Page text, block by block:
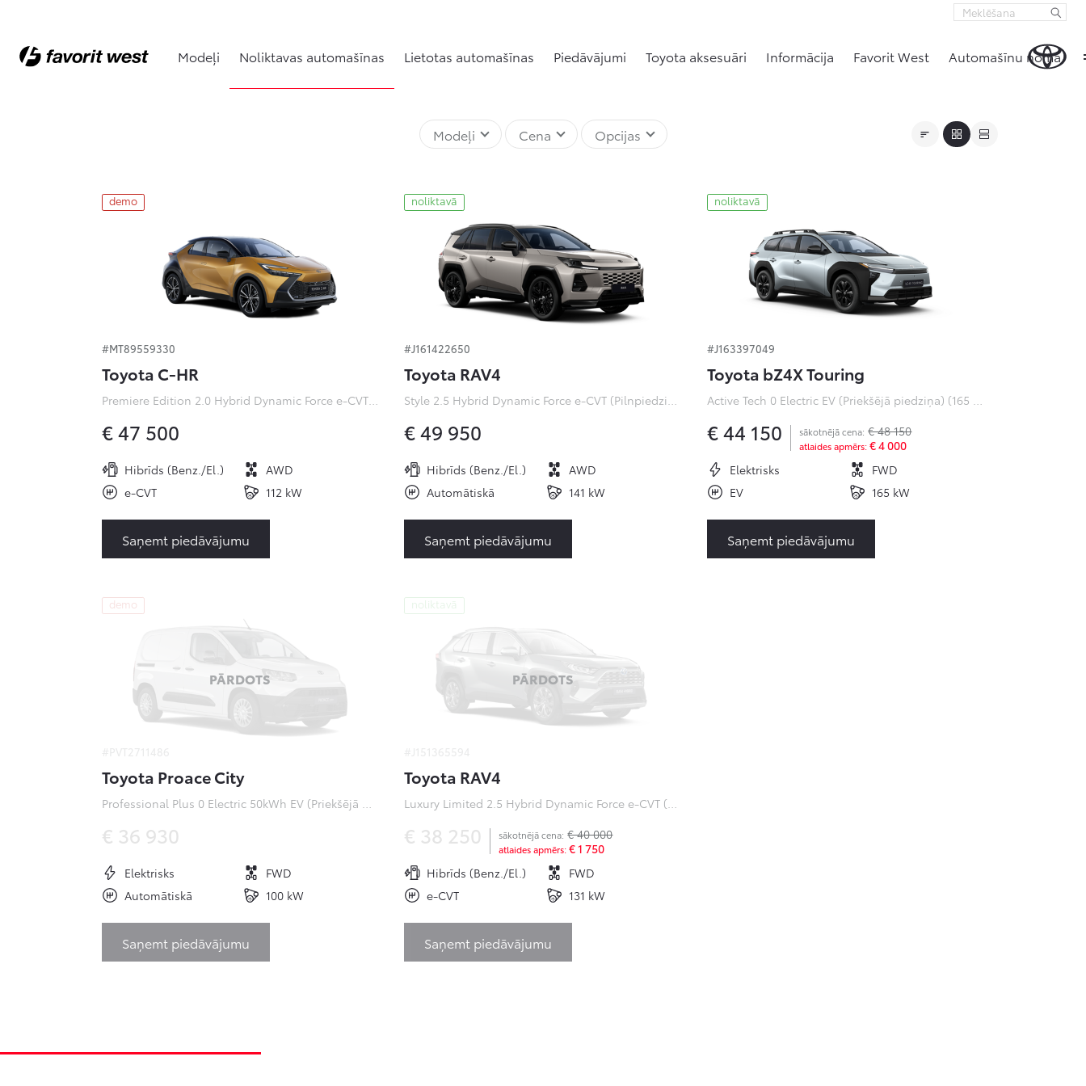
Modeļi Noliktavas automašīnas Lietotas automašīnas Piedāvājumi Toyota aksesuāri Informācija Favorit West Automašīnu noma
Modeļi Cena Opcijas
demo
#MT89559330
Toyota C-HR
Premiere Edition 2.0 Hybrid Dynamic Force e-CVT (Pilnpiedziņa) (112 kW)
€ 47 500
Hibrīds (Benz./El.)
AWD
e-CVT
112 kW
Saņemt piedāvājumu
noliktavā
#J161422650
Toyota RAV4
Style 2.5 Hybrid Dynamic Force e-CVT (Pilnpiedziņa) ( kW)
€ 49 950
Hibrīds (Benz./El.)
AWD
Automātiskā
141 kW
Saņemt piedāvājumu
noliktavā
#J163397049
Toyota bZ4X Touring
Active Tech 0 Electric EV (Priekšējā piedziņa) (165 kW)
€ 44 150 sākotnējā cena: € 48 150
atlaides apmērs: € 4 000
Elektrisks
FWD
EV
165 kW
Saņemt piedāvājumu
demo
PĀRDOTS
Toyota Proace City
Professional Plus 0 Electric 50kWh EV (Priekšējā piedziņa) (100 kW)
€ 36 930
Elektrisks
FWD
Automātiskā
100 kW
Saņemt piedāvājumu
noliktavā
PĀRDOTS
Toyota RAV4
Luxury Limited 2.5 Hybrid Dynamic Force e-CVT (Priekšējā piedziņa) (131 kW)
€ 38 250 sākotnējā cena: € 40 000
atlaides apmērs: € 1 750
Hibrīds (Benz./El.)
FWD
e-CVT
131 kW
Saņemt piedāvājumu